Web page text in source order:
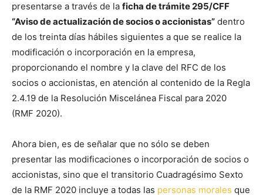
presentarse a través de la ficha de trámite 295/CFF
“Aviso de actualización de socios o accionistas” dentro
de los treinta días hábiles siguientes a que se realice la
modificación o incorporación en la empresa,
proporcionando el nombre y la clave del RFC de los
socios o accionistas, en atención al contenido de la Regla
2.4.19 de la Resolución Miscelánea Fiscal para 2020
(RMF 2020).
Ahora bien, es de señalar que no sólo se deben
presentar las modificaciones o incorporación de socios o
accionistas, sino que el transitorio Cuadragésimo Sexto
de la RMF 2020 incluye a todas las personas morales que